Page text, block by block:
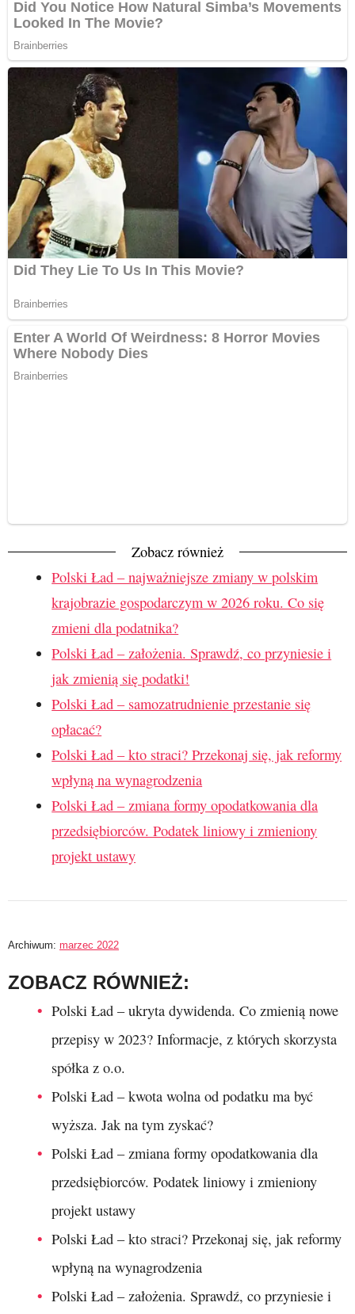
Zobacz również
Polski Ład – najważniejsze zmiany w polskim
krajobrazie gospodarczym w 2026 roku. Co się
zmieni dla podatnika?
Polski Ład – założenia. Sprawdź, co przyniesie i
jak zmienią się podatki!
Polski Ład – samozatrudnienie przestanie się
opłacać?
Polski Ład – kto straci? Przekonaj się, jak reformy
wpłyną na wynagrodzenia
Polski Ład – zmiana formy opodatkowania dla
przedsiębiorców. Podatek liniowy i zmieniony
projekt ustawy
Archiwum: marzec 2022
ZOBACZ RÓWNIEŻ:
Polski Ład – ukryta dywidenda. Co zmienią nowe
przepisy w 2023? Informacje, z których skorzysta
spółka z o.o.
Polski Ład – kwota wolna od podatku ma być
wyższa. Jak na tym zyskać?
Polski Ład – zmiana formy opodatkowania dla
przedsiębiorców. Podatek liniowy i zmieniony
projekt ustawy
Polski Ład – kto straci? Przekonaj się, jak reformy
wpłyną na wynagrodzenia
Polski Ład – założenia. Sprawdź, co przyniesie i